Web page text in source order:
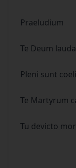
Praeludium
Te Deum
Pleni sunt
Te Martyrum
Tu devicto